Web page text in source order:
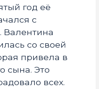
год её
с
Валентина
со своей
привела в
сына. Это
всех.